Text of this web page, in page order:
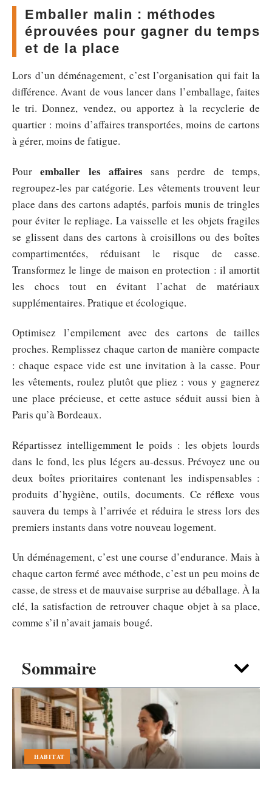
Sommaire
HABITAT
Emballer malin : méthodes
éprouvées pour gagner du temps
et de la place
Lors d’un déménagement, c’est l’organisation qui fait la
différence. Avant de vous lancer dans l’emballage, faites
le tri. Donnez, vendez, ou apportez à la recyclerie de
quartier : moins d’affaires transportées, moins de cartons
à gérer, moins de fatigue.
Pouremballer les affaires sans perdre de temps,
regroupez-les par catégorie. Les vêtements trouvent leur
place dans des cartons adaptés, parfois munis de tringles
pour éviter le repliage. La vaisselle et les objets fragiles
se glissent dans des cartons à croisillons ou des boîtes
compartimentées, réduisant le risque de casse.
Transformez le linge de maison en protection : il amortit
les chocs tout en évitant l’achat de matériaux
supplémentaires. Pratique et écologique.
Optimisez l’empilement avec des cartons de tailles
proches. Remplissez chaque carton de manière compacte
: chaque espace vide est une invitation à la casse. Pour
les vêtements, roulez plutôt que pliez : vous y gagnerez
une place précieuse, et cette astuce séduit aussi bien à
Paris qu’à Bordeaux.
Répartissez intelligemment le poids : les objets lourds
dans le fond, les plus légers au-dessus. Prévoyez une ou
deux boîtes prioritaires contenant les indispensables :
produits d’hygiène, outils, documents. Ce réflexe vous
sauvera du temps à l’arrivée et réduira le stress lors des
premiers instants dans votre nouveau logement.
Un déménagement, c’est une course d’endurance. Mais à
chaque carton fermé avec méthode, c’est un peu moins de
casse, de stress et de mauvaise surprise au déballage. À la
clé, la satisfaction de retrouver chaque objet à sa place,
comme s’il n’avait jamais bougé.